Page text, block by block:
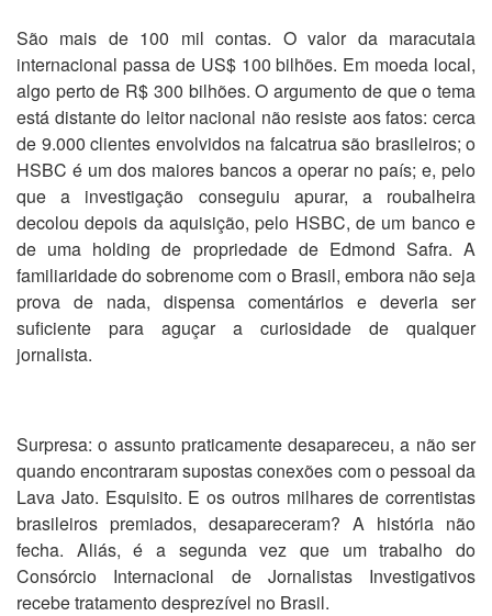
São mais de 100 mil contas. O valor da maracutaia
internacional passa de US$ 100 bilhões. Em moeda local,
algo perto de R$ 300 bilhões. O argumento de que o tema
está distante do leitor nacional não resiste aos fatos: cerca
de 9.000 clientes envolvidos na falcatrua são brasileiros; o
HSBC é um dos maiores bancos a operar no país; e, pelo
que a investigação conseguiu apurar, a roubalheira
decolou depois da aquisição, pelo HSBC, de um banco e
de uma holding de propriedade de Edmond Safra. A
familiaridade do sobrenome com o Brasil, embora não seja
prova de nada, dispensa comentários e deveria ser
suficiente para aguçar a curiosidade de qualquer
jornalista.
Surpresa: o assunto praticamente desapareceu, a não ser
quando encontraram supostas conexões com o pessoal da
Lava Jato. Esquisito. E os outros milhares de correntistas
brasileiros premiados, desapareceram? A história não
fecha. Aliás, é a segunda vez que um trabalho do
Consórcio Internacional de Jornalistas Investigativos
recebe tratamento desprezível no Brasil.